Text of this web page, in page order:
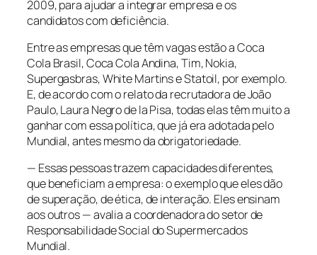
2009, para ajudar a integrar empresa e os
candidatos com deficiência.
Entre as empresas que têm vagas estão a Coca
Cola Brasil, Coca Cola Andina, Tim, Nokia,
Supergasbras, White Martins e Statoil, por exemplo.
E, de acordo com o relato da recrutadora de João
Paulo, Laura Negro de la Pisa, todas elas têm muito a
ganhar com essa política, que já era adotada pelo
Mundial, antes mesmo da obrigatoriedade.
— Essas pessoas trazem capacidades diferentes,
que beneficiam a empresa: o exemplo que eles dão
de superação, de ética, de interação. Eles ensinam
aos outros — avalia a coordenadora do setor de
Responsabilidade Social do Supermercados
Mundial.